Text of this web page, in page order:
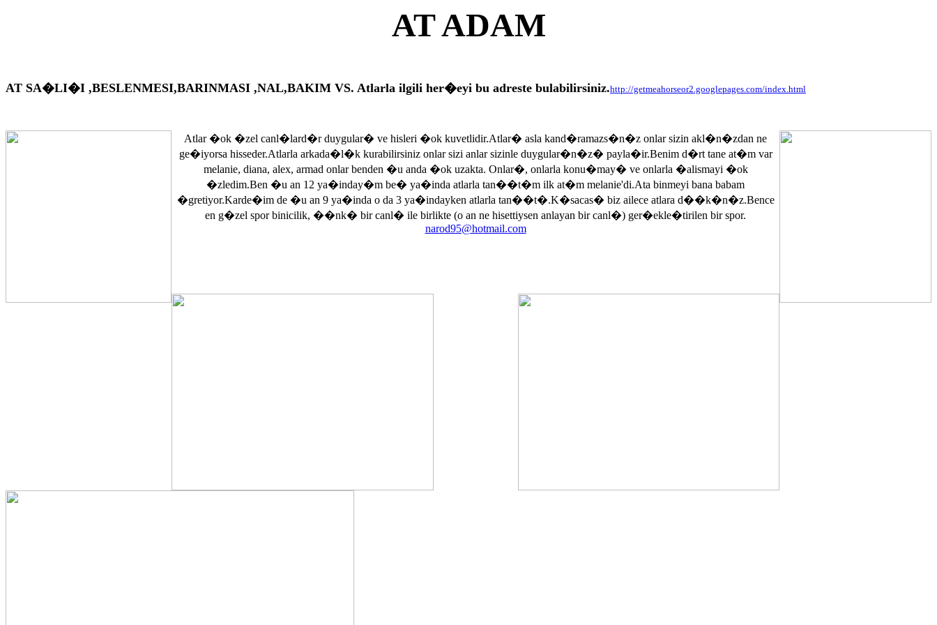
AT ADAM
AT SA�LI�I ,BESLENMESI,BARINMASI ,NAL,BAKIM VS. Atlarla ilgili her�eyi bu adreste bulabilirsiniz.http://getmeahorseor2.googlepages.com/index.html
Atlar �ok �zel canl�lard�r duygular� ve hisleri �ok kuvetlidir.Atlar� asla kand�ramazs�n�z onlar sizin akl�n�zdan ne
ge�iyorsa hisseder.Atlarla arkada�l�k kurabilirsiniz onlar sizi anlar sizinle duygular�n�z� payla�ir.Benim d�rt tane at�m var
melanie, diana, alex, armad onlar benden �u anda �ok uzakta. Onlar�, onlarla konu�may� ve onlarla �alismayi �ok
�zledim.Ben �u an 12 ya�inday�m be� ya�inda atlarla tan��t�m ilk at�m melanie'di.Ata binmeyi bana babam
�gretiyor.Karde�im de �u an 9 ya�inda o da 3 ya�indayken atlarla tan��t�.K�sacas� biz ailece atlara d��k�n�z.Bence
en g�zel spor binicilik, ��nk� bir canl� ile birlikte (o an ne hisettiysen anlayan bir canl�) ger�ekle�tirilen bir spor.
narod95@hotmail.com